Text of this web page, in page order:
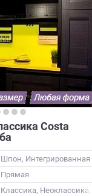
Costa
Шпон, Интегрированная
Прямая
Классика,
с